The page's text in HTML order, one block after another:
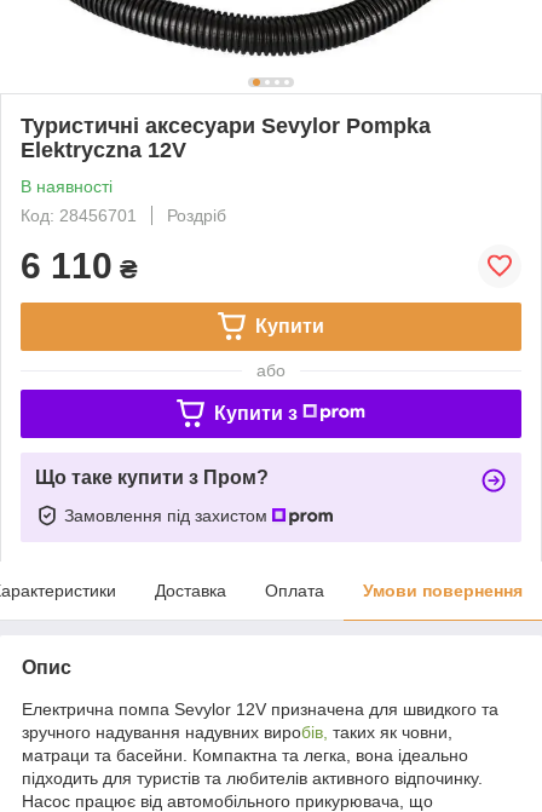
Туристичні аксесуари Sevylor Pompka
Elektryczna 12V
В наявності
Код: 28456701
Роздріб
6 110 ₴
Купити
або
Купити з
Що таке купити з Пром?
Замовлення під захистом
Доставка Оплата Умови повернення
Опис
Електрична помпа Sevylor 12V призначена для швидкого та
зручного надування надувних виробів, таких як човни,
матраци та басейни. Компактна та легка, вона ідеально
підходить для туристів та любителів активного відпочинку.
Насос працює від автомобільного прикурювача, що